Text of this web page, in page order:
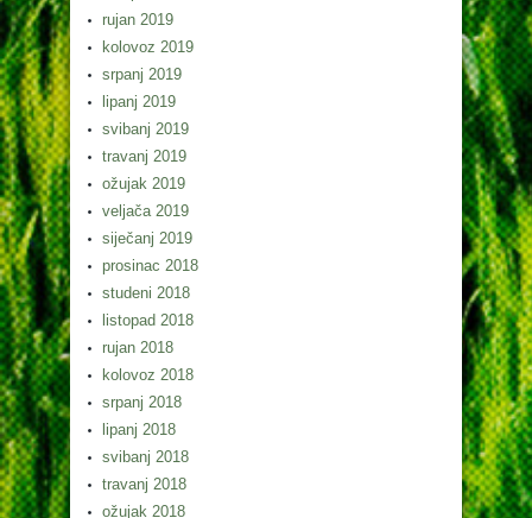
rujan 2019
kolovoz 2019
srpanj 2019
lipanj 2019
svibanj 2019
travanj 2019
ožujak 2019
veljača 2019
siječanj 2019
prosinac 2018
studeni 2018
listopad 2018
rujan 2018
kolovoz 2018
srpanj 2018
lipanj 2018
svibanj 2018
travanj 2018
ožujak 2018